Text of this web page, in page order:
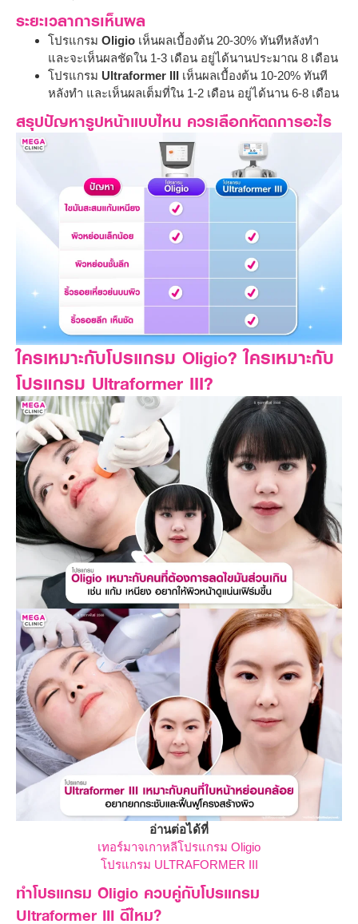
ระยะเวลาการเห็นผล
โปรแกรม Oligio เห็นผลเบื้องต้น 20-30% ทันทีหลังทำ
และจะเห็นผลชัดใน 1-3 เดือน อยู่ได้นานประมาณ 8 เดือน
โปรแกรม Ultraformer III เห็นผลเบื้องต้น 10-20% ทันที
หลังทำ และเห็นผลเต็มที่ใน 1-2 เดือน อยู่ได้นาน 6-8 เดือน
สรุปปัญหารูปหน้าแบบไหน ควรเลือกหัตถการอะไร
ใครเหมาะกับโปรแกรม Oligio? ใครเหมาะกับ
โปรแกรม Ultraformer III?
อ่านต่อได้ที่
เทอร์มาจเกาหลีโปรแกรม Oligio
โปรแกรม ULTRAFORMER III
ทำโปรแกรม Oligio ควบคู่กับโปรแกรม
Ultraformer III ดีไหม?